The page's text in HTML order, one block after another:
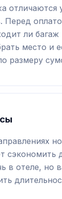
отличаются
Перед
ли багаж
место и
размеру
сэкономить
в отеле, но